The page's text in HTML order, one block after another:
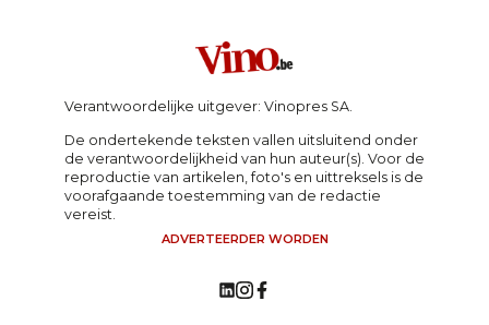
Verantwoordelijke uitgever: Vinopres SA.
De ondertekende teksten vallen uitsluitend onder
de verantwoordelijkheid van hun auteur(s). Voor de
reproductie van artikelen, foto's en uittreksels is de
voorafgaande toestemming van de redactie
vereist.
ADVERTEERDER WORDEN